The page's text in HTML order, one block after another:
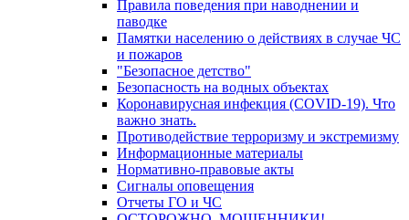
Правила поведения при наводнении и
паводке
Памятки населению о действиях в случае ЧС
и пожаров
"Безопасное детство"
Безопасность на водных объектах
Коронавирусная инфекция (COVID-19). Что
важно знать.
Противодействие терроризму и экстремизму
Информационные материалы
Нормативно-правовые акты
Сигналы оповещения
Отчеты ГО и ЧС